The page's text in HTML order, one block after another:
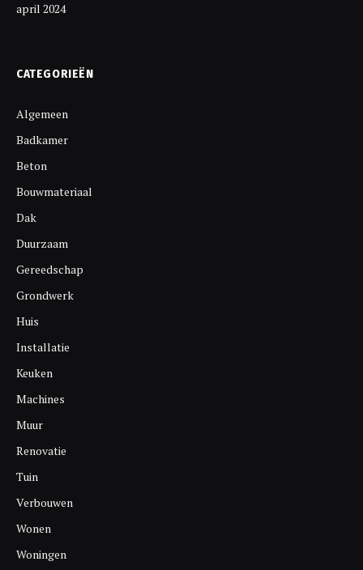
april 2024
CATEGORIEËN
Algemeen
Badkamer
Beton
Bouwmateriaal
Dak
Duurzaam
Gereedschap
Grondwerk
Huis
Installatie
Keuken
Machines
Muur
Renovatie
Tuin
Verbouwen
Wonen
Woningen